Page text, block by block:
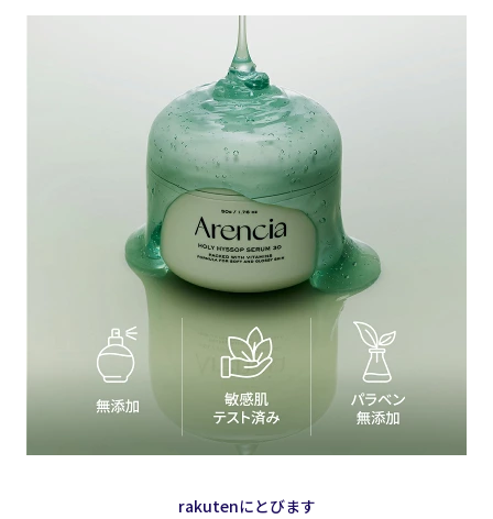
rakutenにとびます